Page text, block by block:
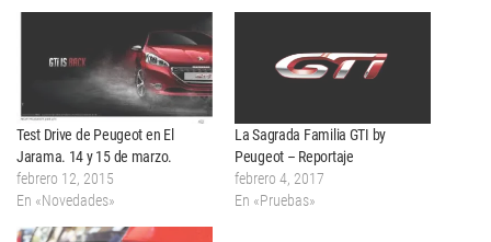
Test Drive de Peugeot en El
Jarama. 14 y 15 de marzo.
febrero 12, 2015
En «Novedades»
La Sagrada Familia GTI by
Peugeot – Reportaje
febrero 4, 2017
En «Pruebas»